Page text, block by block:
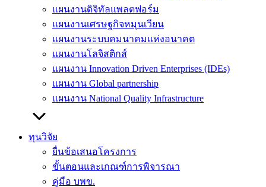
แผนงานดิจิทัลแพลตฟอร์ม
แผนงานเศรษฐกิจหมุนเวียน
แผนงานระบบคมนาคมแห่งอนาคต
แผนงานโลจิสติกส์
แผนงาน Innovation Driven Enterprises (IDEs)
แผนงาน Global partnership
แผนงาน National Quality Infrastructure
ทุนวิจัย
ยื่นข้อเสนอโครงการ
ขั้นตอนและเกณฑ์การพิจารณา
คู่มือ บพข.